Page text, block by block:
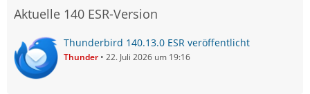
Aktuelle 140 ESR-Version
Thunderbird 140.13.0 ESR veröffentlicht
Thunder 22. Juli 2026 um 19:16